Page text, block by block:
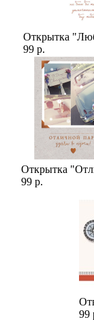
Открытка
99 р.
Открытка
99 р.
99